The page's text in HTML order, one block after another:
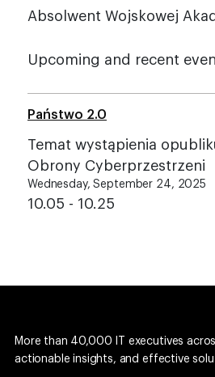
Absolwent Wojskowej
Upcoming and recent
Państwo 2.0
Temat wystąpienia
Obrony Cyberprzestrzeni
Wednesday, September 24, 2025
10.05 - 10.25
More than 40,000 IT executives
actionable insights, and effective